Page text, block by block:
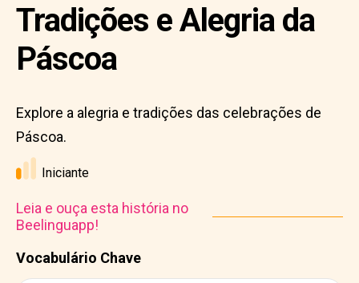
Vocabulário Chave
Tradições e Alegria da
Páscoa
Explore a alegria e tradições das celebrações de
Páscoa.
Iniciante
Leia e ouça esta história no
Beelinguapp!